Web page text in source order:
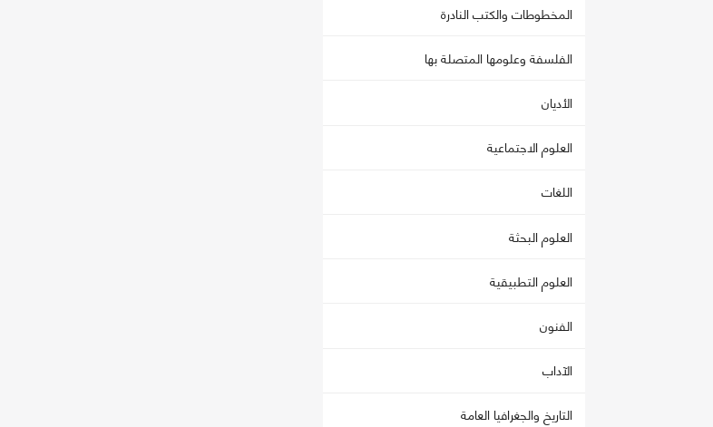
المخطوطات والكتب النادرة
الفلسفة وعلومها المتصلة بها
الأديان
العلوم الاجتماعية
اللغات
العلوم البحثة
العلوم التطبيقية
الفنون
الآداب
التاريخ والجغرافيا العامة